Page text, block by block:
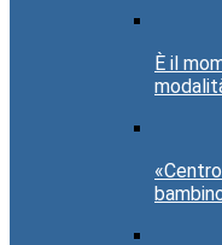
È il